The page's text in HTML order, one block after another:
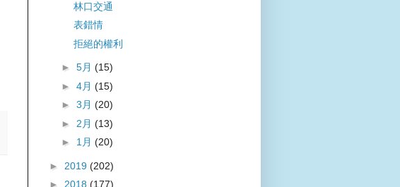
林口交通
表錯情
拒絕的權利
► 5月 (15)
► 4月 (15)
► 3月 (20)
► 2月 (13)
► 1月 (20)
► 2019 (202)
► 2018 (177)